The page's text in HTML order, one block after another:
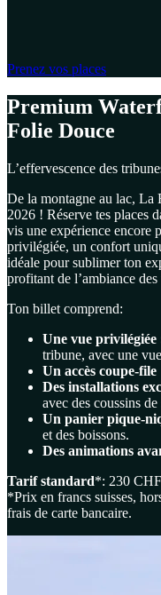
Prenez vos places
Premium
Folie Douce
L’effervescence des
De la montagne au lac, La
2026 ! Réserve tes places
vis une expérience encore
privilégiée, un confort
idéale pour sublimer ton
profitant de l’ambiance des
Ton billet comprend:
Une vue privilégiée
tribune, avec une
Un accès coupe-file
Des installations
avec des coussins
Un panier pique-
et des boissons.
Des animations
Tarif standard*: 230
*Prix en francs suisses,
frais de carte bancaire.